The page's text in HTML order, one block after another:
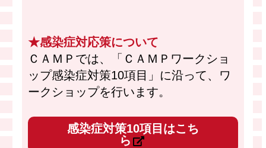
★感染症対応策について
ＣＡＭＰでは、「ＣＡＭＰワークショ
ップ感染症対策10項目」に沿って、ワ
ークショップを行います。
感染症対策10項目はこち
ら